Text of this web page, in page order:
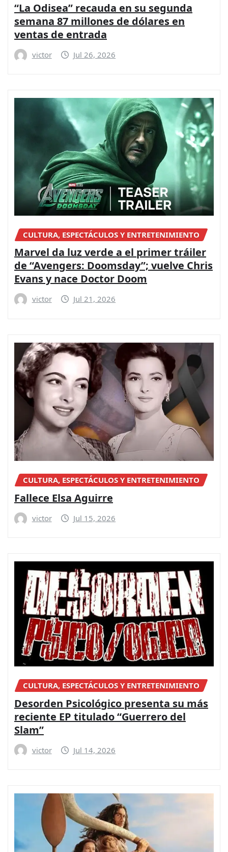
“La Odisea” recauda en su segunda
semana 87 millones de dólares en
ventas de entrada
victor Jul 26, 2026
CULTURA, ESPECTÁCULOS Y ENTRETENIMIENTO
Marvel da luz verde a el primer tráiler
de “Avengers: Doomsday”; vuelve Chris
Evans y nace Doctor Doom
victor Jul 21, 2026
CULTURA, ESPECTÁCULOS Y ENTRETENIMIENTO
Fallece Elsa Aguirre
victor Jul 15, 2026
CULTURA, ESPECTÁCULOS Y ENTRETENIMIENTO
Desorden Psicológico presenta su más
reciente EP titulado “Guerrero del
Slam”
victor Jul 14, 2026